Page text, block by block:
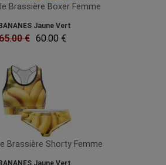
Brassière Boxer Femme
Jaune Vert
€ 60.00 €
Brassière Shorty Femme
BANANES Jaune Vert